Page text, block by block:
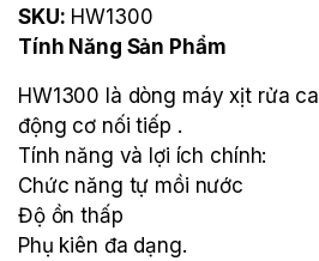
SKU: HW1300
Tính Năng Sản Phẩm
HW1300 là dòng máy xịt rửa
động cơ nối tiếp .
Tính năng và lợi ích chính:
Chức năng tự mồi nước
Độ ồn thấp
Phụ kiên đa dạng.